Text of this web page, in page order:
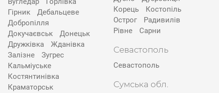
Гірник
Дебальцеве
Добропілля
Докучаєвськ
Донецьк
Дружківка
Жданівка
Залізне
Зугрес
Кальміуське
Костянтинівка
Краматорськ
Корець
Костопіль
Острог
Радивилів
Рівне
Сарни
Севастополь
Севастополь
Сумська обл.